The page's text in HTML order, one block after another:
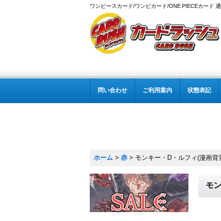
ワンピースカード/ワンピカード/ONE PIECEカード
問い合わせ ご利用案内 状態表記
ホーム > 赤 > モンキー・D・ルフィ(漫画背
モ